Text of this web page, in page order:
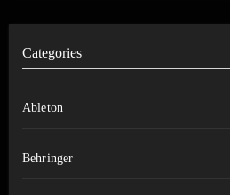
Categories
Ableton
Behringer